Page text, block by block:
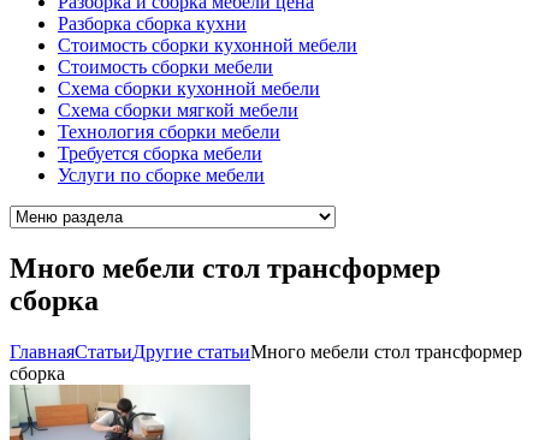
Разборка сборка кухни
Стоимость сборки кухонной мебели
Стоимость сборки мебели
Схема сборки кухонной мебели
Схема сборки мягкой мебели
Технология сборки мебели
Требуется сборка мебели
Услуги по сборке мебели
Много мебели стол трансформер
сборка
ГлавнаяCтатьиДругие статьиМного мебели стол трансформер
сборка